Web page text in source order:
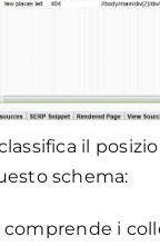
il
schema:
comprende i